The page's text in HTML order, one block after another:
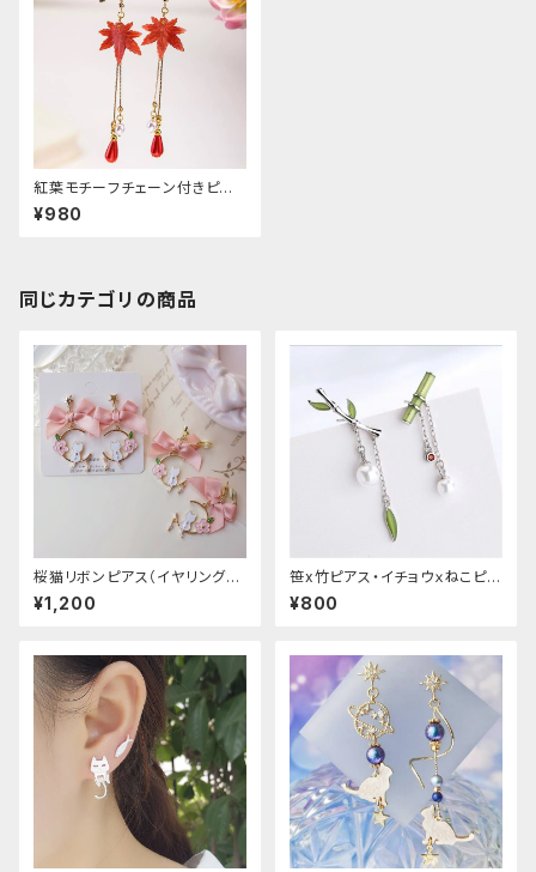
紅葉モチーフチェーン付きピア
ス
¥980
同じカテゴリの商品
桜猫リボンピアス（イヤリング変
更可能
¥1,200
笹x竹ピアス・イチョウｘねこピア
ス
¥800